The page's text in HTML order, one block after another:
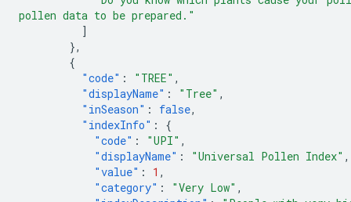
pollen data to be prepared."
]
},
{
"code" : "TREE" ,
"displayName" : "Tree" ,
"inSeason" : false,
"indexInfo" :
{
"code" : "UPI" ,
"displayName" : "Universal Pollen Index" ,
"value" : 1 ,
"category" : "Very Low" ,